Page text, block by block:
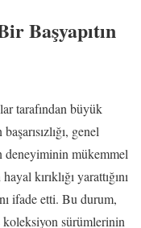
Başyapıtın
tarafından büyük
genel
mükemmel
kırıklığı yarattığını
ifade etti. Bu durum,
sürümlerinin